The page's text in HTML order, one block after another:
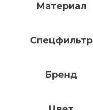
Материал
Спецфильтр
Бренд